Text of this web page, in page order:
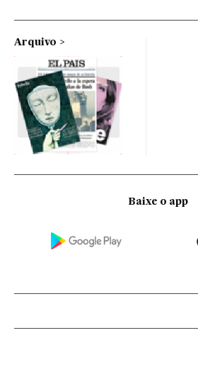
Arquivo
Baixe o app